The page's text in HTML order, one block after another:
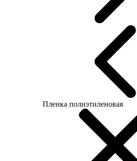
Пленка полиэтиленовая